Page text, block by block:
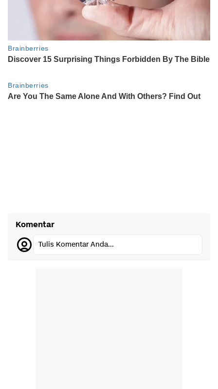
Komentar
Tulis Komentar Anda...